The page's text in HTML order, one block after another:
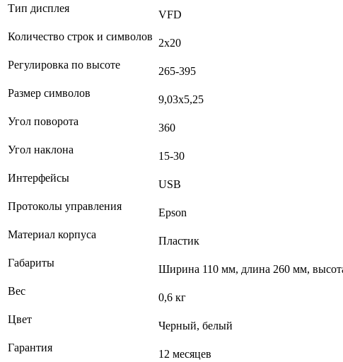
Тип дисплея
VFD
Количество строк и символов
2х20
Регулировка по высоте
265-395
Размер символов
9,03х5,25
Угол поворота
360
Угол наклона
15-30
Интерфейсы
USB
Протоколы управления
Epson
Материал корпуса
Пластик
Габариты
Ширина 110 мм, длина 260 мм,
Вес
0,6 кг
Цвет
Черный, белый
Гарантия
12 месяцев